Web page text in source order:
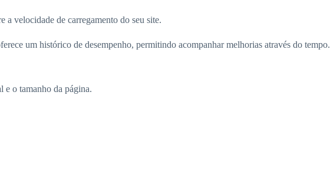
a velocidade de carregamento do seu site.
um histórico de desempenho, permitindo acompanhar melhorias através do tempo.
e o tamanho da página.